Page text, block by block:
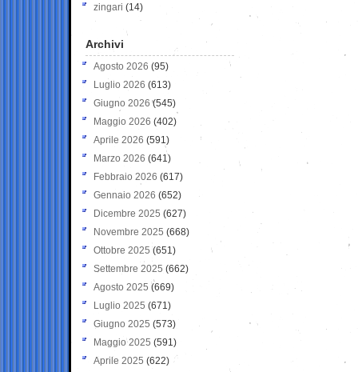
zingari (14)
Archivi
Agosto 2026 (95)
Luglio 2026 (613)
Giugno 2026 (545)
Maggio 2026 (402)
Aprile 2026 (591)
Marzo 2026 (641)
Febbraio 2026 (617)
Gennaio 2026 (652)
Dicembre 2025 (627)
Novembre 2025 (668)
Ottobre 2025 (651)
Settembre 2025 (662)
Agosto 2025 (669)
Luglio 2025 (671)
Giugno 2025 (573)
Maggio 2025 (591)
Aprile 2025 (622)